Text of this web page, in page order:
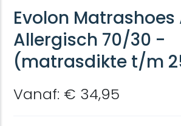
Evolon Matrashoes
Allergisch 70/30 -
(matrasdikte t/m
Vanaf: € 34,95